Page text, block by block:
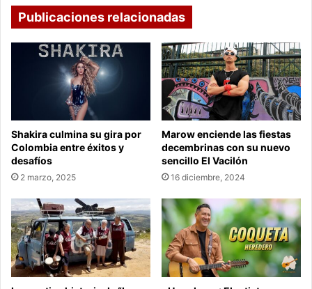
última
década
Publicaciones relacionadas
Shakira culmina su gira por
Colombia entre éxitos y
desafíos
2 marzo, 2025
Marow enciende las fiestas
decembrinas con su nuevo
sencillo El Vacilón
16 diciembre, 2024